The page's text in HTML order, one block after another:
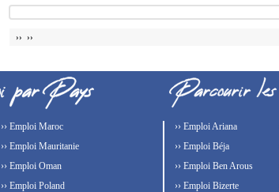
›› ››
›› Emploi Maroc
›› Emploi Mauritanie
›› Emploi Oman
›› Emploi Poland
›› Emploi Ariana
›› Emploi Béja
›› Emploi Ben Arous
›› Emploi Bizerte